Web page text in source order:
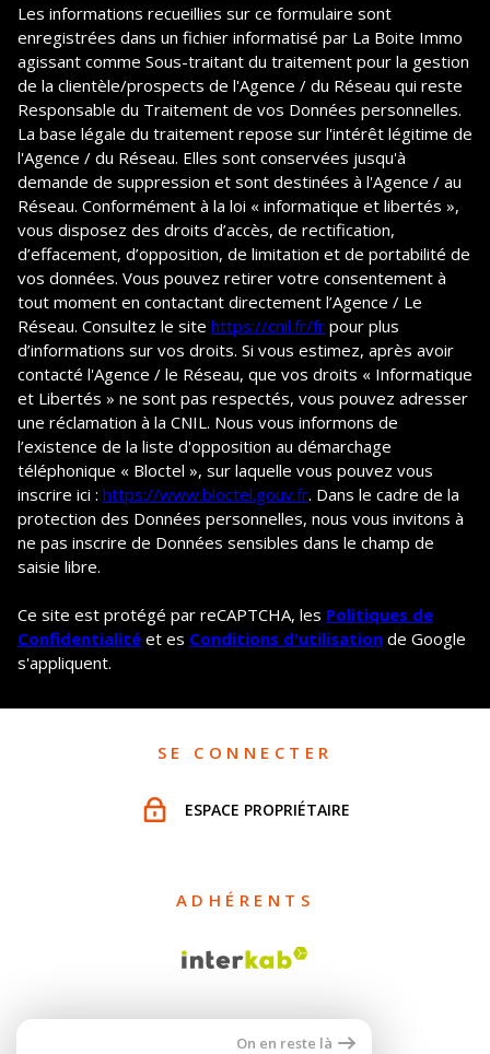
Les informations recueillies sur ce formulaire sont
enregistrées dans un fichier informatisé par La Boite Immo
agissant comme Sous-traitant du traitement pour la gestion
de la clientèle/prospects de l'Agence / du Réseau qui reste
Responsable du Traitement de vos Données personnelles.
La base légale du traitement repose sur l'intérêt légitime de
l'Agence / du Réseau. Elles sont conservées jusqu'à
demande de suppression et sont destinées à l'Agence / au
Réseau. Conformément à la loi « informatique et libertés »,
vous disposez des droits d’accès, de rectification,
d’effacement, d’opposition, de limitation et de portabilité de
vos données. Vous pouvez retirer votre consentement à
tout moment en contactant directement l’Agence / Le
Réseau. Consultez le site https://cnil.fr/fr pour plus
d’informations sur vos droits. Si vous estimez, après avoir
contacté l'Agence / le Réseau, que vos droits « Informatique
et Libertés » ne sont pas respectés, vous pouvez adresser
une réclamation à la CNIL. Nous vous informons de
l’existence de la liste d'opposition au démarchage
téléphonique « Bloctel », sur laquelle vous pouvez vous
inscrire ici : https://www.bloctel.gouv.fr. Dans le cadre de la
protection des Données personnelles, nous vous invitons à
ne pas inscrire de Données sensibles dans le champ de
saisie libre.
Ce site est protégé par reCAPTCHA, les Politiques de
Confidentialité et es Conditions d'utilisation de Google
s'appliquent.
SE CONNECTER
ESPACE PROPRIÉTAIRE
ADHÉRENTS
On en reste là